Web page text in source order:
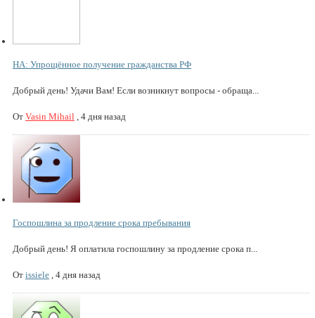
НА: Упрощённое получение гражданства РФ
Добрый день! Удачи Вам! Если возникнут вопросы - обраща...
От Vasin Mihail , 4 дня назад
Госпошлина за продление срока пребывания
Добрый день! Я оплатила госпошлину за продление срока п...
От issiele , 4 дня назад